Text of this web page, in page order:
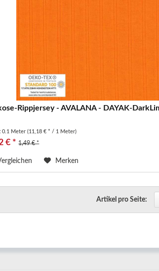
Rippjersey - AVALANA - DAYAK-
0.1 Meter(11,18 € * / 1 Meter)
€ * 1,49 € *
Merken
Artikel pro Seite: